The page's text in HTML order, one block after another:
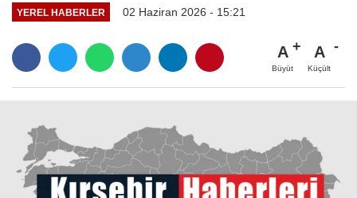
YEREL HABERLER 02 Haziran 2026 - 15:21
A
Büyüt
A
Küçült